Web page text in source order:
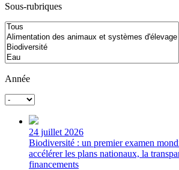
Sous-rubriques
Année
24 juillet 2026
Biodiversité : un premier examen
accélérer les plans nationaux, la
financements